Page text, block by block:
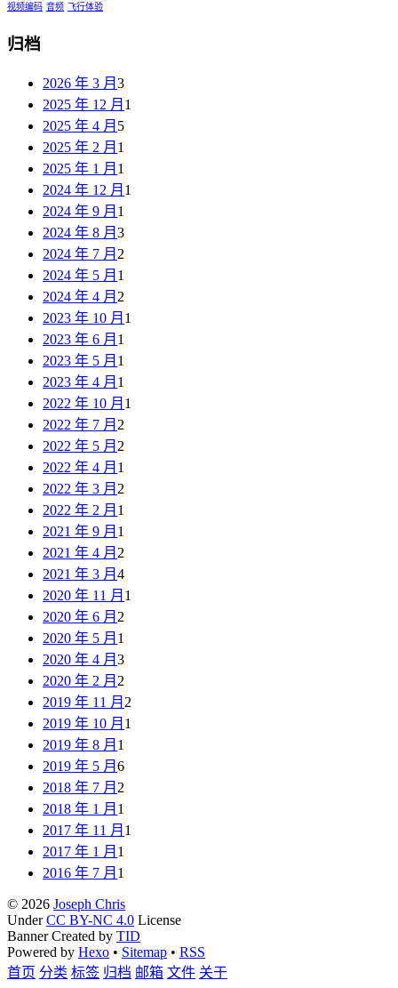
视频编码 音频 飞行体验
归档
2026 年 3 月 3
2025 年 12 月 1
2025 年 4 月 5
2025 年 2 月 1
2025 年 1 月 1
2024 年 12 月 1
2024 年 9 月 1
2024 年 8 月 3
2024 年 7 月 2
2024 年 5 月 1
2024 年 4 月 2
2023 年 10 月 1
2023 年 6 月 1
2023 年 5 月 1
2023 年 4 月 1
2022 年 10 月 1
2022 年 7 月 2
2022 年 5 月 2
2022 年 4 月 1
2022 年 3 月 2
2022 年 2 月 1
2021 年 9 月 1
2021 年 4 月 2
2021 年 3 月 4
2020 年 11 月 1
2020 年 6 月 2
2020 年 5 月 1
2020 年 4 月 3
2020 年 2 月 2
2019 年 11 月 2
2019 年 10 月 1
2019 年 8 月 1
2019 年 5 月 6
2018 年 7 月 2
2018 年 1 月 1
2017 年 11 月 1
2017 年 1 月 1
2016 年 7 月 1
© 2026 Joseph Chris
UnderCC BY-NC 4.0 License
Banner Created by TID
Powered by Hexo • Sitemap • RSS
首页 分类 标签 归档 邮箱 文件 关于